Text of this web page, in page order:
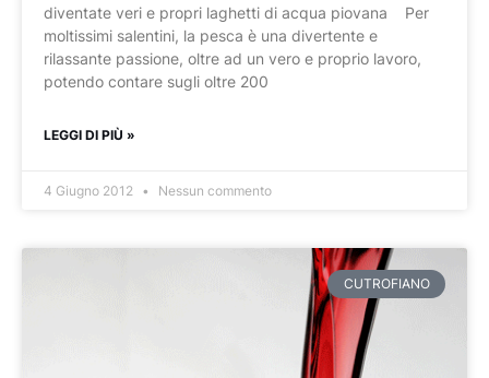
diventate veri e propri laghetti di acqua piovana Per
moltissimi salentini, la pesca è una divertente e
rilassante passione, oltre ad un vero e proprio lavoro,
potendo contare sugli oltre 200
LEGGI DI PIÙ »
4 Giugno 2012 Nessun commento
CUTROFIANO